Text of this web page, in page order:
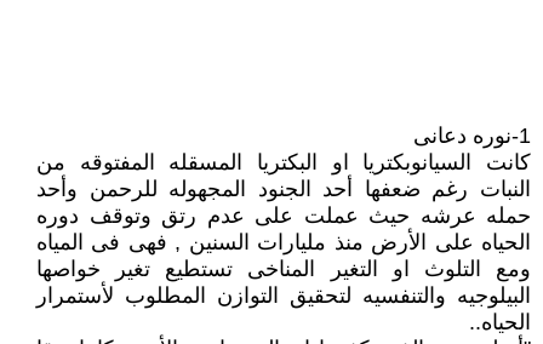
1-نوره دعانى
كانت السيانوبكتريا او البكتريا المسقله المفتوقه من
النبات رغم ضعفها أحد الجنود المجهوله للرحمن وأحد
حمله عرشه حيث عملت على عدم رتق وتوقف دوره
الحياه على الأرض منذ مليارات السنين , فهى فى المياه
ومع التلوث او التغير المناخى تستطيع تغير خواصها
البيلوجيه والتنفسيه لتحقيق التوازن المطلوب لأستمرار
الحياه..